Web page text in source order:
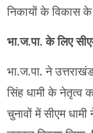
निकायों के विकास
भा.ज.पा. के लिए
भा.ज.पा. ने
सिंह धामी के नेतृत्व
चुनावों में सीएम